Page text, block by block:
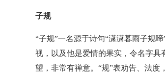
子规
“子规”一名源于诗句“潇潇暮雨子规
视，以及他是爱情的果实，令名字具
望，非常有禅意。“规”表劝告、法